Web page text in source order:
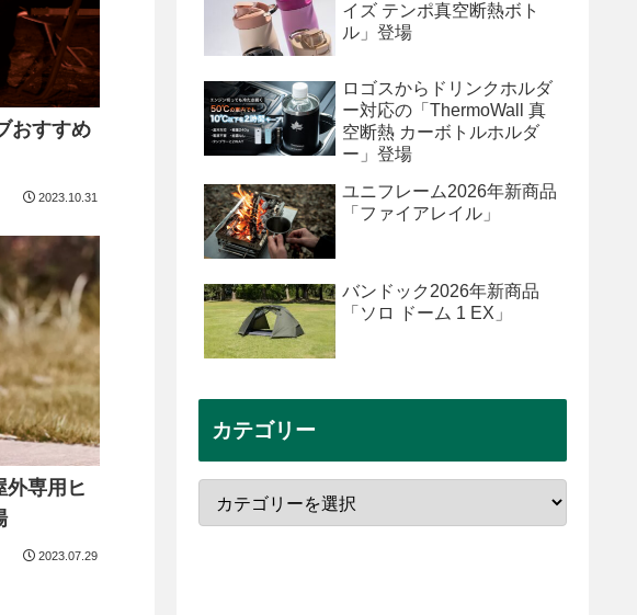
おすすめ
2023.10.31
外専用ヒ
2023.07.29
イズ テンポ真空断熱ボト
ル」登場
ロゴスからドリンクホルダ
ー対応の「ThermoWall 真
空断熱 カーボトルホルダ
ー」登場
ユニフレーム2026年新商品
「ファイアレイル」
バンドック2026年新商品
「ソロ ドーム 1 EX」
カテゴリー